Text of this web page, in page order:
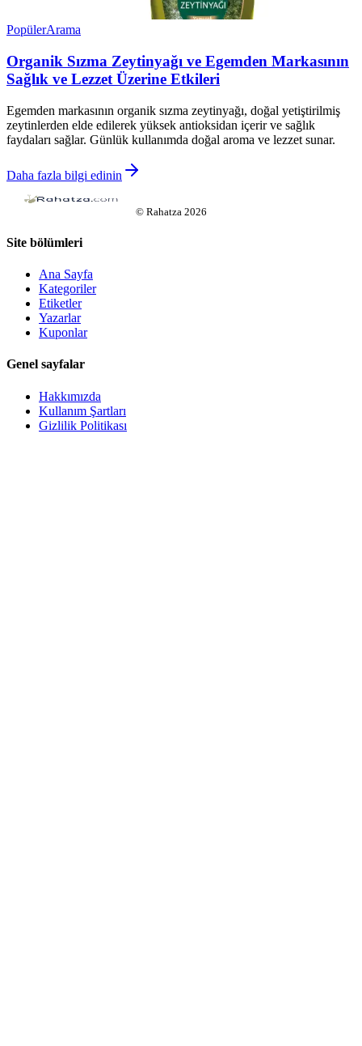
PopülerArama
Organik Sızma Zeytinyağı ve Egemden Markasının
Sağlık ve Lezzet Üzerine Etkileri
Egemden markasının organik sızma zeytinyağı, doğal yetiştirilmiş
zeytinlerden elde edilerek yüksek antioksidan içerir ve sağlık
faydaları sağlar. Günlük kullanımda doğal aroma ve lezzet sunar.
Daha fazla bilgi edinin
© Rahatza 2026
Site bölümleri
Ana Sayfa
Kategoriler
Etiketler
Yazarlar
Kuponlar
Genel sayfalar
Hakkımızda
Kullanım Şartları
Gizlilik Politikası